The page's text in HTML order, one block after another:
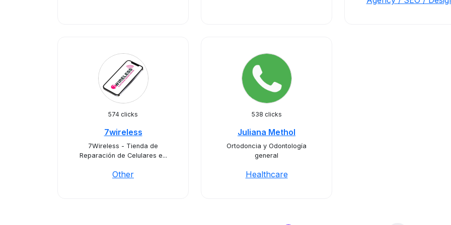
574 clicks
7wireless
7Wireless - Tienda de
Reparación de Celulares e...
Other
538 clicks
Juliana Methol
Ortodoncia y Odontología
general
Healthcare